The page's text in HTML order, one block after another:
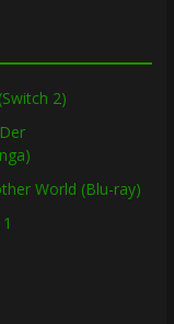
2)
World (Blu-ray)